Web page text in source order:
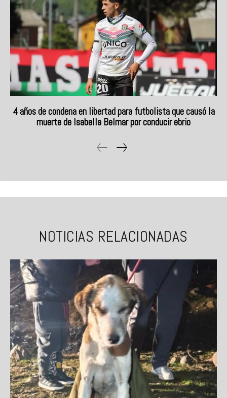
4 años de condena en libertad para futbolista que causó la
muerte de Isabella Belmar por conducir ebrio
NOTICIAS RELACIONADAS